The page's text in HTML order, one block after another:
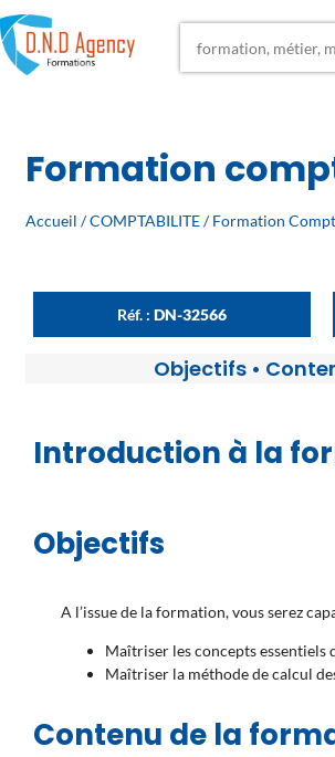
Formation
Accueil /COMPTABILITE/Formation
Réf. :DN-32566
Objectifs•
Introduction à la
Objectifs
A l’issue de la formation, vous serez
Maîtriser les concepts
Maîtriser la méthode de calcul
Contenu de la